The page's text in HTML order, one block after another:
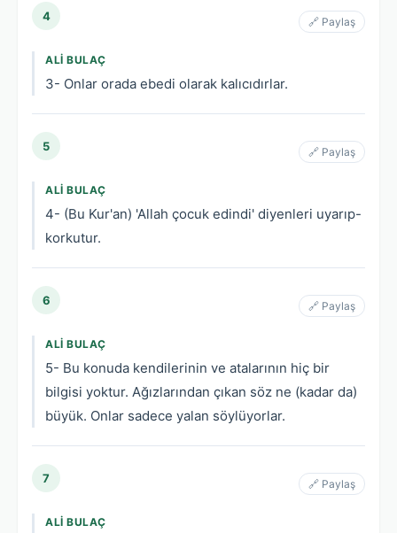
4 🔗 Paylaş
ALI BULAÇ
3- Onlar orada ebedi olarak kalıcıdırlar.
5 🔗 Paylaş
ALI BULAÇ
4- (Bu Kur'an) 'Allah çocuk edindi' diyenleri uyarıp-
korkutur.
6 🔗 Paylaş
ALI BULAÇ
5- Bu konuda kendilerinin ve atalarının hiç bir
bilgisi yoktur. Ağızlarından çıkan söz ne (kadar da)
büyük. Onlar sadece yalan söylüyorlar.
7 🔗 Paylaş
ALI BULAÇ